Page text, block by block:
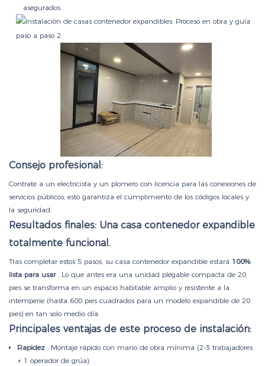
asegurados.
Consejo profesional:
Contrate a un electricista y un plomero con licencia para las conexiones de
servicios públicos; esto garantiza el cumplimiento de los códigos locales y
la seguridad.
Resultados finales: Una casa contenedor expandible
totalmente funcional.
Tras completar estos 5 pasos, su casa contenedor expandible estará 100%
lista para usar. Lo que antes era una unidad plegable compacta de 20
pies se transforma en un espacio habitable amplio y resistente a la
intemperie (hasta 600 pies cuadrados para un modelo expandible de 20
pies) en tan solo medio día.
Principales ventajas de este proceso de instalación:
Rapidez : Montaje rápido con mano de obra mínima (2-3 trabajadores
+ 1 operador de grúa).